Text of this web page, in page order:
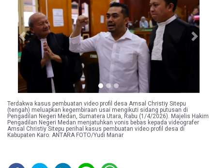
Previous Next
Terdakwa kasus pembuatan video profil desa Amsal Christiy Sitepu
(tengah) meluapkan kegembiraan usai mengikuti sidang putusan di
Pengadilan Negeri Medan, Sumatera Utara, Rabu (1/4/2026). Majelis Hakim
Pengadilan Negeri Medan menjatuhkan vonis bebas kepada videografer
Amsal Christiy Sitepu perihal kasus pembuatan video profil desa di
Kabupaten Karo. ANTARA FOTO/Yudi Manar